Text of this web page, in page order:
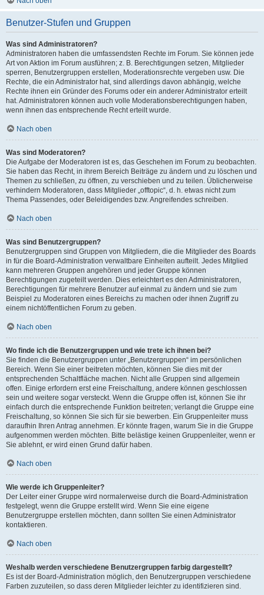
Benutzer-Stufen und Gruppen
Was sind Administratoren?
Administratoren haben die umfassendsten Rechte im Forum. Sie können jede
Art von Aktion im Forum ausführen; z. B. Berechtigungen setzen, Mitglieder
sperren, Benutzergruppen erstellen, Moderationsrechte vergeben usw. Die
Rechte, die ein Administrator hat, sind allerdings davon abhängig, welche
Rechte ihnen ein Gründer des Forums oder ein anderer Administrator erteilt
hat. Administratoren können auch volle Moderationsberechtigungen haben,
wenn ihnen das entsprechende Recht erteilt wurde.
Nach oben
Was sind Moderatoren?
Die Aufgabe der Moderatoren ist es, das Geschehen im Forum zu beobachten.
Sie haben das Recht, in ihrem Bereich Beiträge zu ändern und zu löschen und
Themen zu schließen, zu öffnen, zu verschieben und zu teilen. Üblicherweise
verhindern Moderatoren, dass Mitglieder „offtopic“, d. h. etwas nicht zum
Thema Passendes, oder Beleidigendes bzw. Angreifendes schreiben.
Nach oben
Was sind Benutzergruppen?
Benutzergruppen sind Gruppen von Mitgliedern, die die Mitglieder des Boards
in für die Board-Administration verwaltbare Einheiten aufteilt. Jedes Mitglied
kann mehreren Gruppen angehören und jeder Gruppe können
Berechtigungen zugeteilt werden. Dies erleichtert es den Administratoren,
Berechtigungen für mehrere Benutzer auf einmal zu ändern und sie zum
Beispiel zu Moderatoren eines Bereichs zu machen oder ihnen Zugriff zu
einem nichtöffentlichen Forum zu geben.
Nach oben
Wo finde ich die Benutzergruppen und wie trete ich ihnen bei?
Sie finden die Benutzergruppen unter „Benutzergruppen“ im persönlichen
Bereich. Wenn Sie einer beitreten möchten, können Sie dies mit der
entsprechenden Schaltfläche machen. Nicht alle Gruppen sind allgemein
offen. Einige erfordern erst eine Freischaltung, andere können geschlossen
sein und weitere sogar versteckt. Wenn die Gruppe offen ist, können Sie ihr
einfach durch die entsprechende Funktion beitreten; verlangt die Gruppe eine
Freischaltung, so können Sie sich für sie bewerben. Ein Gruppenleiter muss
daraufhin Ihren Antrag annehmen. Er könnte fragen, warum Sie in die Gruppe
aufgenommen werden möchten. Bitte belästige keinen Gruppenleiter, wenn er
Sie ablehnt, er wird einen Grund dafür haben.
Nach oben
Wie werde ich Gruppenleiter?
Der Leiter einer Gruppe wird normalerweise durch die Board-Administration
festgelegt, wenn die Gruppe erstellt wird. Wenn Sie eine eigene
Benutzergruppe erstellen möchten, dann sollten Sie einen Administrator
kontaktieren.
Nach oben
Weshalb werden verschiedene Benutzergruppen farbig dargestellt?
Es ist der Board-Administration möglich, den Benutzergruppen verschiedene
Farben zuzuteilen, so dass deren Mitglieder leichter zu identifizieren sind.